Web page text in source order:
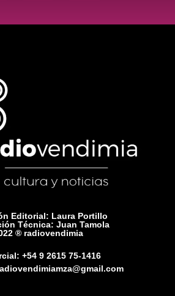
Editorial: Laura Portillo
Técnica: Juan Tamola
® radiovendimia
+54 9 2615 75-1416